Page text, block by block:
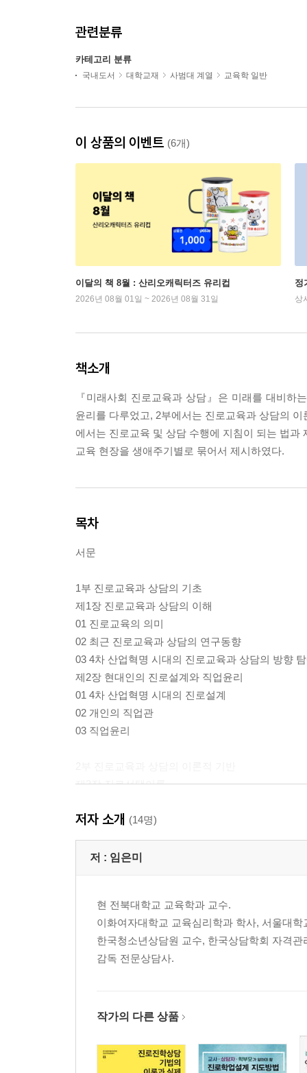
관련분류
카테고리 분류
국내도서 대학교재 사범대 계열 교육학 일반
이 상품의 이벤트 (6개)
이달의 책 8월 : 산리오캐릭터즈 유리컵
2026년 08월 01일 ~ 2026년 08월 31일
정
상
책소개
『미래사회 진로교육과 상담』은 미래를 대비하
윤리를 다루었고, 2부에서는 진로교육과 상담의
에서는 진로교육 및 상담 수행에 지침이 되는 법
교육 현장을 생애주기별로 묶어서 제시하였다.
목차
서문
1부 진로교육과 상담의 기초
제1장 진로교육과 상담의 이해
01 진로교육의 의미
02 최근 진로교육과 상담의 연구동향
03 4차 산업혁명 시대의 진로교육과 상담의 방향
제2장 현대인의 진로설계와 직업윤리
01 4차 산업혁명 시대의 진로설계
02 개인의 직업관
03 직업윤리
제3장 진로선택이론
02 관계적 진로이론
03 크롬볼츠의 사회학습이론
제4장 진로발달이론과 진로의사결정이론
03 진로의사결정이론 1: 의사결정 모형
04 진로의사결정이론 2: 사회인지진로이론
제5장 진로상담이론의 최근 경향
01 우연학습 진로상담이론
제6장 진로 관련 법과 제도
01 각국의 진로 관련 법과 제도 현황
저자 소개 (14명)
저 : 임은미
현 전북대학교 교육학과 교수.
이화여자대학교 교육심리학과 학사, 서울대
한국청소년상담원 교수, 한국상담학회 자격
감독 전문상담사.
작가의 다른 상품